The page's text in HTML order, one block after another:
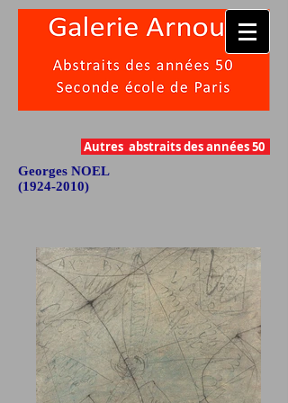
Autres abstraits des années 50
Georges NOEL
(1924-2010)